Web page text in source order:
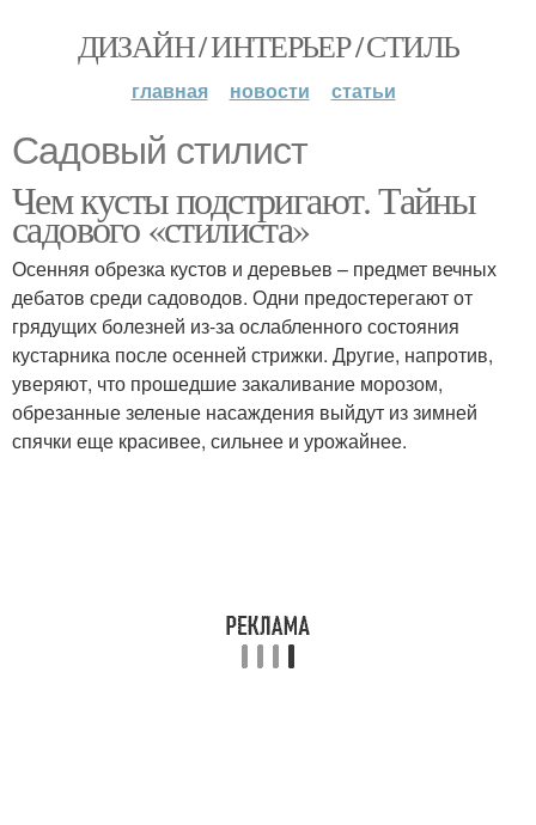
ДИЗАЙН / ИНТЕРЬЕР / СТИЛЬ
главная новости статьи
Садовый стилист
Чем кусты подстригают. Тайны
садового «стилиста»
Осенняя обрезка кустов и деревьев – предмет вечных
дебатов среди садоводов. Одни предостерегают от
грядущих болезней из-за ослабленного состояния
кустарника после осенней стрижки. Другие, напротив,
уверяют, что прошедшие закаливание морозом,
обрезанные зеленые насаждения выйдут из зимней
спячки еще красивее, сильнее и урожайнее.